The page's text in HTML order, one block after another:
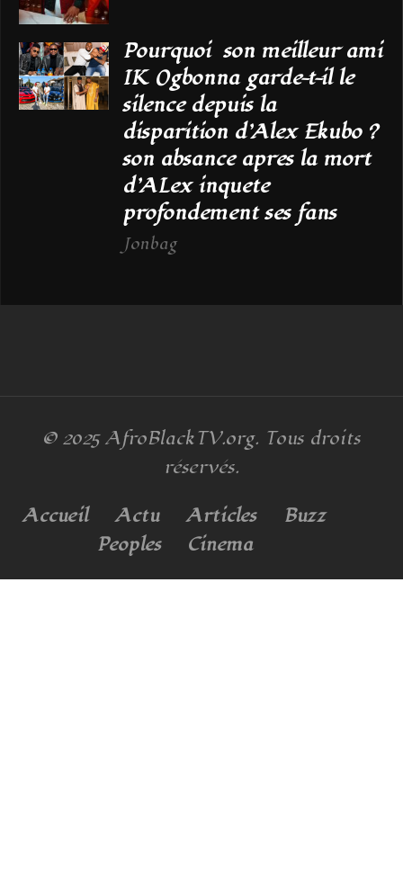
Pourquoi son meilleur ami
IK Ogbonna garde-t-il le
silence depuis la
disparition d’Alex Ekubo ?
son absance apres la mort
d’ALex inquete
profondement ses fans
Jonbag
© 2025 AfroBlackTV.org. Tous droits
réservés.
Accueil Actu Articles
Buzz
Peoples
Cinema